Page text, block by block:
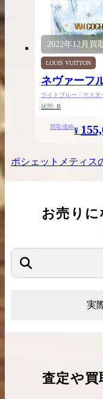
2022年12月 買
LOUIS VUITTON
ネヴァーフ
ライトブルー / マスタ
ョン
状態: B
買取価格¥
ポシェットメティス
お売りに
実
査定や買